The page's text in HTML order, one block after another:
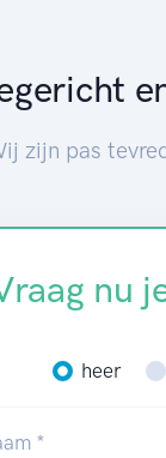
zijn pas
nu
heer
*